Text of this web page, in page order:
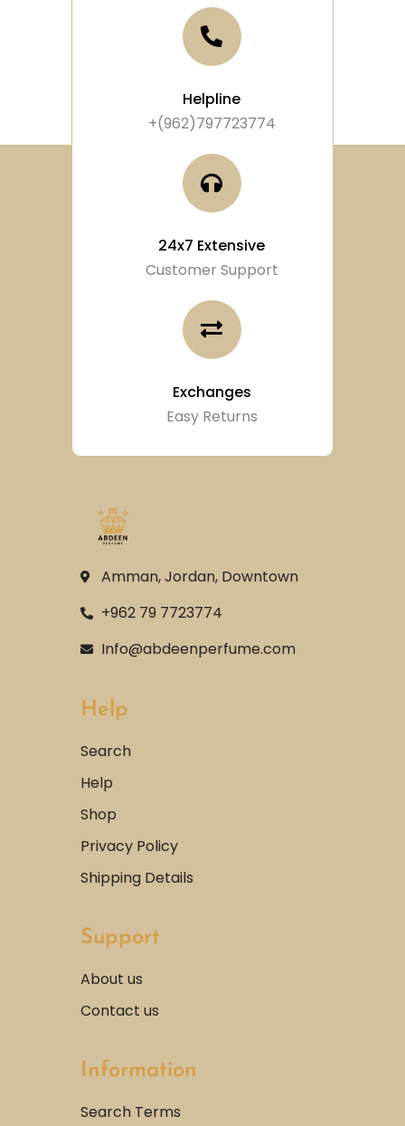
Helpline
+(962)797723774
24x7 Extensive
Customer Support
Exchanges
Easy Returns
Amman, Jordan, Downtown
+962 79 7723774
Info@abdeenperfume.com
Help
Search
Help
Shop
Privacy Policy
Shipping Details
Support
About us
Contact us
Information
Search Terms